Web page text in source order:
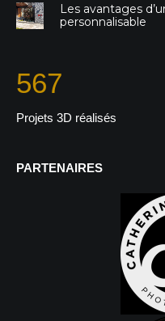
Les avantages
personnalisable
567
Projets 3D réalisés
PARTENAIRES